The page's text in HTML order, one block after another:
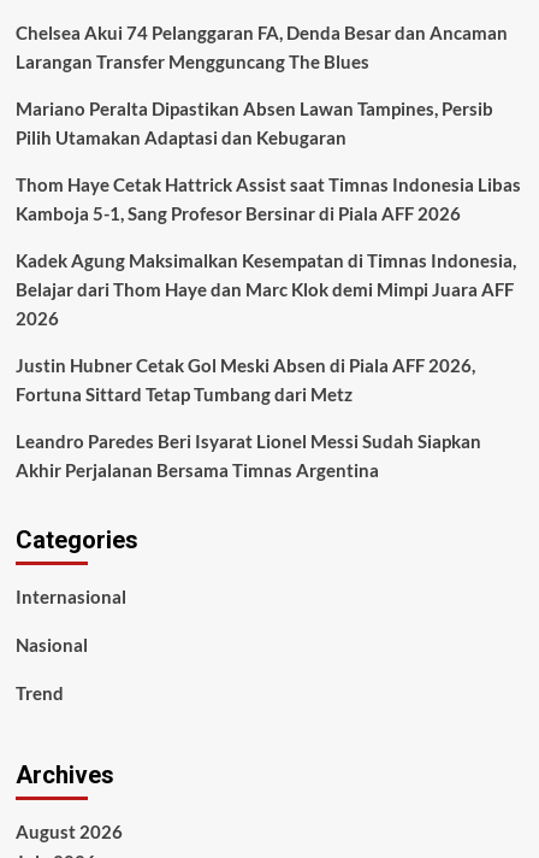
Chelsea Akui 74 Pelanggaran FA, Denda Besar dan Ancaman
Larangan Transfer Mengguncang The Blues
Mariano Peralta Dipastikan Absen Lawan Tampines, Persib
Pilih Utamakan Adaptasi dan Kebugaran
Thom Haye Cetak Hattrick Assist saat Timnas Indonesia Libas
Kamboja 5-1, Sang Profesor Bersinar di Piala AFF 2026
Kadek Agung Maksimalkan Kesempatan di Timnas Indonesia,
Belajar dari Thom Haye dan Marc Klok demi Mimpi Juara AFF
2026
Justin Hubner Cetak Gol Meski Absen di Piala AFF 2026,
Fortuna Sittard Tetap Tumbang dari Metz
Leandro Paredes Beri Isyarat Lionel Messi Sudah Siapkan
Akhir Perjalanan Bersama Timnas Argentina
Categories
Internasional
Nasional
Trend
Archives
August 2026